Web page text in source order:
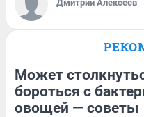
Дмитрий Алексеев
Может
бороться с
овощей — советы